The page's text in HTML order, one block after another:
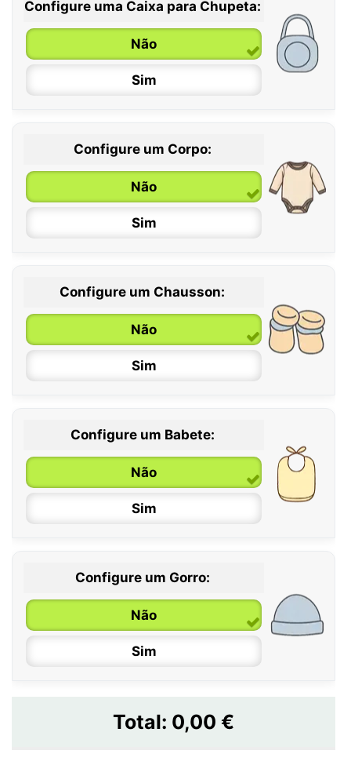
Configure uma Caixa para Chupeta:
Não
Sim
Configure um Corpo:
Não
Sim
0 / 6 meses
6 / 12 meses
12 / 18 meses
Configure um Chausson:
Não
Sim
Configure um Babete:
Não
Sim
Configure um Gorro:
Não
Sim
Total: 0,00 €